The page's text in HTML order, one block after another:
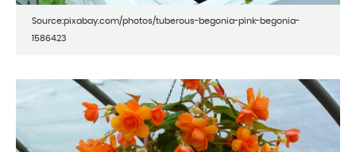
Source:pixabay.com/photos/tuberous-begonia-pink-begonia-
1586423